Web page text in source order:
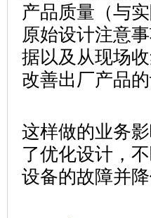
产品质量（与
原始设计注意
据以及从现场
改善出厂产品的
这样做的业务
了优化设计，
设备的故障并